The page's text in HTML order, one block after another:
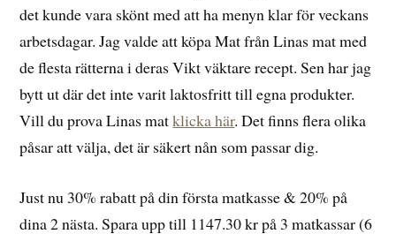
det kunde vara skönt med att ha menyn klar för veckans
arbetsdagar. Jag valde att köpa Mat från Linas mat med
de flesta rätterna i deras Vikt väktare recept. Sen har jag
bytt ut där det inte varit laktosfritt till egna produkter.
Vill du prova Linas matklicka här. Det finns flera olika
påsar att välja, det är säkert nån som passar dig.
Just nu 30% rabatt på din första matkasse & 20% på
dina 2 nästa. Spara upp till 1147.30 kr på 3 matkassar (6